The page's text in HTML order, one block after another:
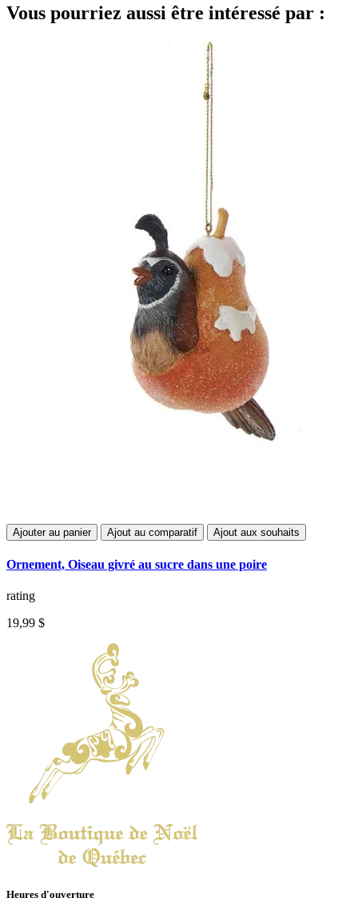
Vous pourriez aussi être intéressé par :
Ajouter au panier Ajout au comparatif Ajout aux souhaits
Ornement, Oiseau givré au sucre dans une poire
rating
19,99 $
Heures d'ouverture